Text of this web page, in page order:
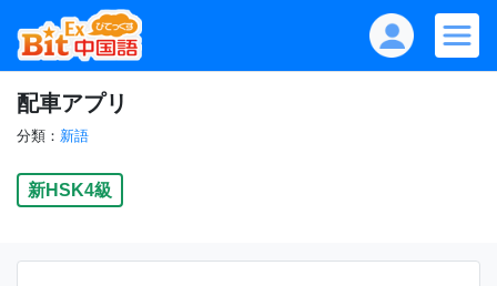
配車アプリ
分類： 新語
新HSK4級